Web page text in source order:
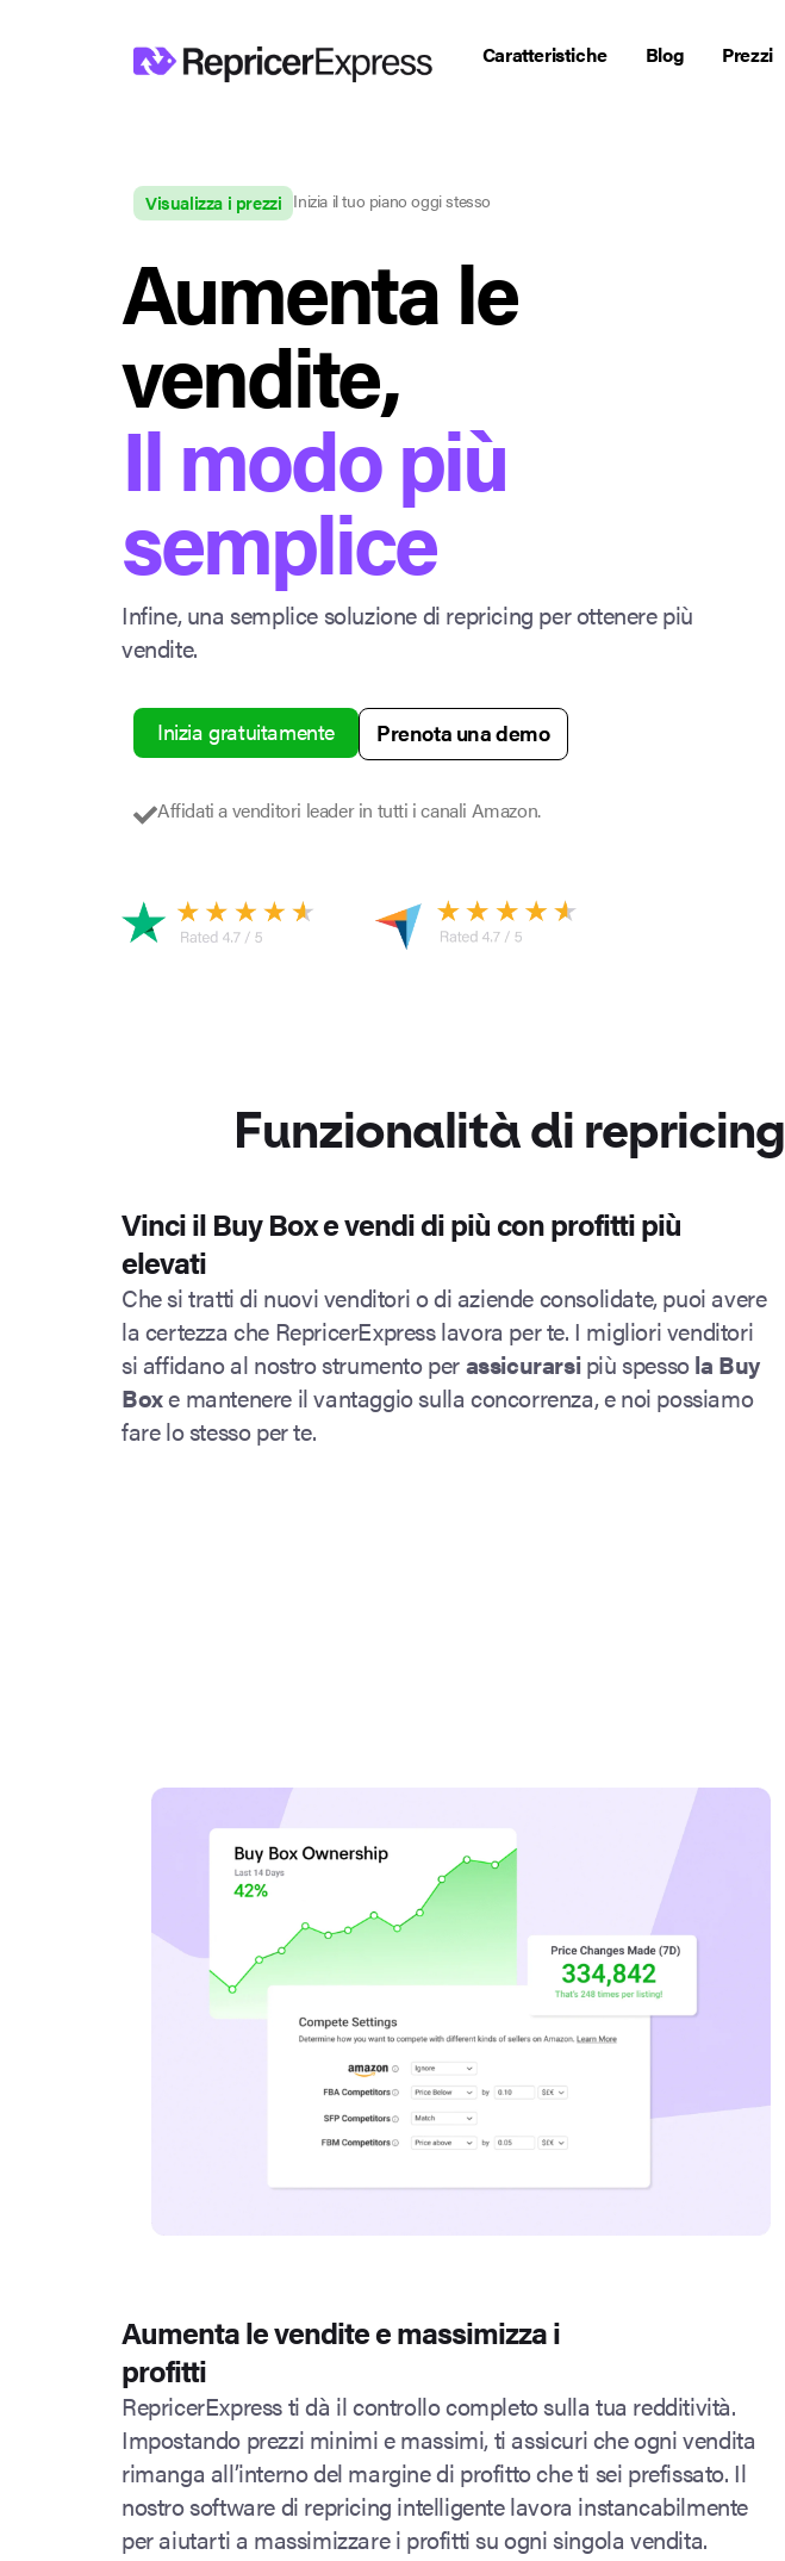
Caratteristiche Blog Prezzi
Visualizza i prezzi Inizia il tuo piano oggi stesso
Aumenta le
vendite,
Il modo più
semplice
Infine, una semplice soluzione di repricing per ottenere più
vendite.
Inizia gratuitamente Prenota una demo
Affidati a venditori leader in tutti i canali Amazon.
Funzionalità di repricing
Vinci il Buy Box e vendi di più con profitti più
elevati
Che si tratti di nuovi venditori o di aziende consolidate, puoi avere
la certezza che RepricerExpress lavora per te. I migliori venditori
si affidano al nostro strumento perassicurarsipiù spessola Buy
Boxe mantenere il vantaggio sulla concorrenza, e noi possiamo
fare lo stesso per te.
Aumenta le vendite e massimizza i
profitti
RepricerExpress ti dà il controllo completo sulla tua redditività.
Impostando prezzi minimi e massimi, ti assicuri che ogni vendita
rimanga all’interno del margine di profitto che ti sei prefissato. Il
nostro software di repricing intelligente lavora instancabilmente
per aiutarti a massimizzare i profitti su ogni singola vendita.